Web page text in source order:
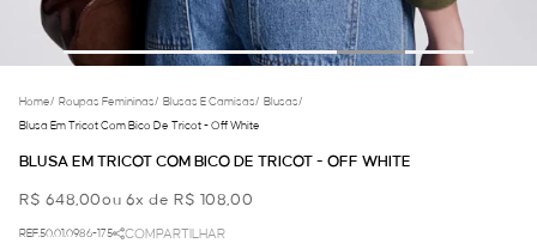
Home/ Roupas Femininas/ Blusas E Camisas/ Blusas/
Blusa Em Tricot Com Bico De Tricot - Off White
BLUSA EM TRICOT COM BICO DE TRICOT - OFF WHITE
R$ 648,00ou 6x de R$ 108,00
REF.50.01.0986-175 COMPARTILHAR